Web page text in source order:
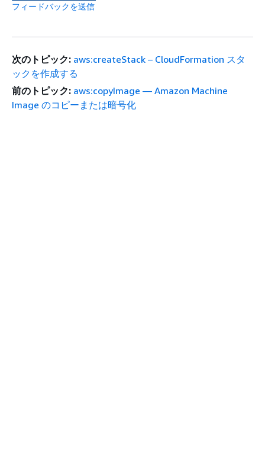
フィードバックを送信
次のトピック: aws:createStack – CloudFormation スタ
ックを作成する
前のトピック: aws:copyImage — Amazon Machine
Image のコピーまたは暗号化